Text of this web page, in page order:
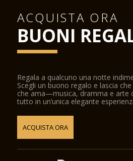
ACQUISTA ORA
BUONI
Regala a qualcuno una notte
Scegli un buono regalo e lascia
che ama—musica, dramma e arte
tutto in un’unica elegante
ACQUISTA ORA